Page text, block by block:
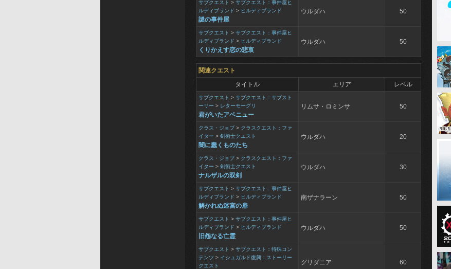
サブクエスト > サブクエスト：事件屋ヒ
ルディブランド > ヒルディブランド
謎の事件屋
ウルダハ 50
サブクエスト > サブクエスト：事件屋ヒ
ルディブランド > ヒルディブランド
くりかえす恋の悲哀
ウルダハ 50
関連クエスト
タイトル
エリア レベル
サブクエスト > サブクエスト：サブスト
ーリー > レターモーグリ
君がいたアベニュー
リムサ・ロミンサ 50
クラス・ジョブ > クラスクエスト：ファ
イター > 剣術士クエスト
闇に蠢くものたち
ウルダハ 20
クラス・ジョブ > クラスクエスト：ファ
イター > 剣術士クエスト
ナルザルの双剣
ウルダハ 30
サブクエスト > サブクエスト：事件屋ヒ
ルディブランド > ヒルディブランド
解かれぬ迷宮の扉
南ザナラーン 50
サブクエスト > サブクエスト：事件屋ヒ
ルディブランド > ヒルディブランド
旧怨なる亡霊
ウルダハ 50
サブクエスト > サブクエスト：特殊コン
テンツ > イシュガルド復興：ストーリー
クエスト
グリダニア 60